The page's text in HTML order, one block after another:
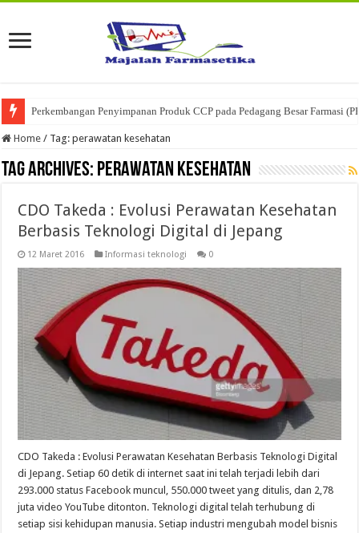
Perkembangan Penyimpanan Produk CCP pada Pedagang Besar Farmasi
Home / Tag:perawatan kesehatan
Tag Archives: perawatan kesehatan
CDO Takeda : Evolusi Perawatan Kesehatan
Berbasis Teknologi Digital di Jepang
12 Maret 2016 Informasi teknologi 0
CDO Takeda : Evolusi Perawatan Kesehatan Berbasis Teknologi Digital
di Jepang. Setiap 60 detik di internet saat ini telah terjadi lebih dari
293.000 status Facebook muncul, 550.000 tweet yang ditulis, dan 2,78
juta video YouTube ditonton. Teknologi digital telah terhubung di
setiap sisi kehidupan manusia. Setiap industri mengubah model bisnis